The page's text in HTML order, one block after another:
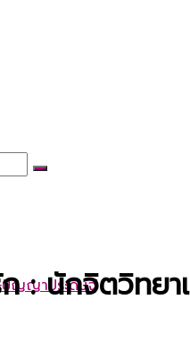
ปัญญาประดิษฐ์
ก : นักจิตวิทย